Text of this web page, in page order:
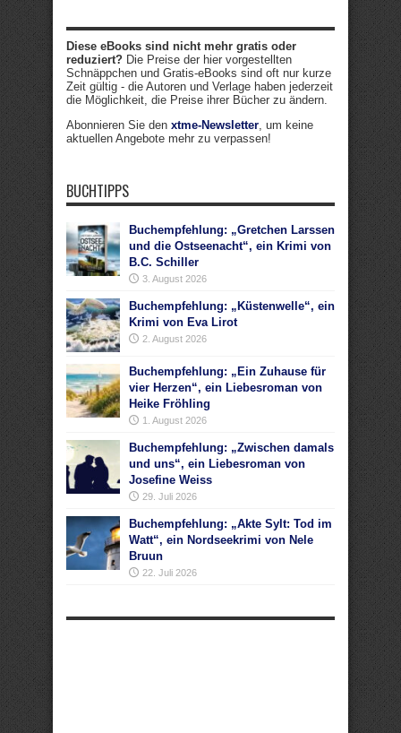
Diese eBooks sind nicht mehr gratis oder
reduziert? Die Preise der hier vorgestellten
Schnäppchen und Gratis-eBooks sind oft nur kurze
Zeit gültig - die Autoren und Verlage haben jederzeit
die Möglichkeit, die Preise ihrer Bücher zu ändern.
Abonnieren Sie den xtme-Newsletter, um keine
aktuellen Angebote mehr zu verpassen!
BUCHTIPPS
Buchempfehlung: „Gretchen Larssen
und die Ostseenacht“, ein Krimi von
B.C. Schiller
3. August 2026
Buchempfehlung: „Küstenwelle“, ein
Krimi von Eva Lirot
2. August 2026
Buchempfehlung: „Ein Zuhause für
vier Herzen“, ein Liebesroman von
Heike Fröhling
1. August 2026
Buchempfehlung: „Zwischen damals
und uns“, ein Liebesroman von
Josefine Weiss
29. Juli 2026
Buchempfehlung: „Akte Sylt: Tod im
Watt“, ein Nordseekrimi von Nele
Bruun
22. Juli 2026